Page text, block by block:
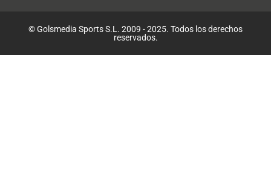
© Golsmedia Sports S.L. 2009 - 2025. Todos los derechos
reservados.